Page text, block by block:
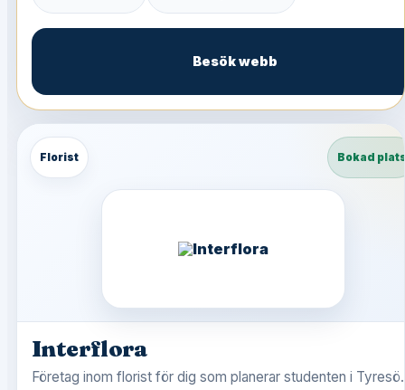
Besök webb
Florist Bokad
Interflora
Företag inom florist för dig som planerar studenten i Tyresö.